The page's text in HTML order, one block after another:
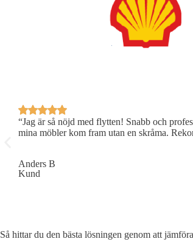
“Jag är så nöjd med flytten! Snabb och
mina möbler kom fram utan en skråma.
Anders B
Kund
Så hittar du den bästa lösningen genom att